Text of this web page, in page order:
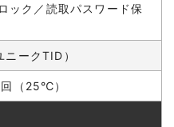
ック／読取パスワード保
ークTID）
（25℃）